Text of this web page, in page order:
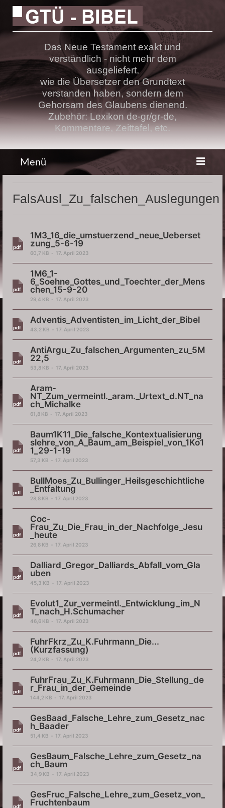
Das Neue Testament exakt und
verständlich - nicht mehr dem
ausgeliefert,
wie die Übersetzer den Grundtext
verstanden haben, sondern dem
Gehorsam des Glaubens dienend.
Zubehör: Lexikon de-gr/gr-de,
Kommentare, Zeittafel, etc.
Menü
Fragen
Wiki
Über mich
FalsAusl_Zu_falschen_Auslegungen
1M3_16_die_umstuerzend_neue_Ueberset
zung_5-6-19
60,7 KB 17. April 2023
1M6_1-
6_Soehne_Gottes_und_Toechter_der_Mens
chen_15-9-20
29,4 KB 17. April 2023
Adventis_Adventisten_im_Licht_der_Bibel
43,2 KB 17. April 2023
AntiArgu_Zu_falschen_Argumenten_zu_5M
22,5
53,8 KB 17. April 2023
Aram-
NT_Zum_vermeintl._aram._Urtext_d.NT_na
ch_Michalke
61,8 KB 17. April 2023
Baum1K11_Die_falsche_Kontextualisierung
slehre_von_A_Baum_am_Beispiel_von_1Ko1
1_29-1-19
57,3 KB 17. April 2023
BullMoes_Zu_Bullinger_Heilsgeschichtliche
_Entfaltung
28,8 KB 17. April 2023
Coc-
Frau_Zu_Die_Frau_in_der_Nachfolge_Jesu
_heute
26,8 KB 17. April 2023
Dalliard_Gregor_Dalliards_Abfall_vom_Gla
uben
45,3 KB 17. April 2023
Evolut1_Zur_vermeintl._Entwicklung_im_N
T_nach_H.Schumacher
46,6 KB 17. April 2023
FuhrFkrz_Zu_K.Fuhrmann_Die...
(Kurzfassung)
24,2 KB 17. April 2023
FuhrFrau_Zu_K.Fuhrmann_Die_Stellung_de
r_Frau_in_der_Gemeinde
144,2 KB 17. April 2023
GesBaad_Falsche_Lehre_zum_Gesetz_nac
h_Baader
51,4 KB 17. April 2023
GesBaum_Falsche_Lehre_zum_Gesetz_na
ch_Baum
34,9 KB 17. April 2023
GesFruc_Falsche_Lehre_zum_Gesetz_von_
Fruchtenbaum